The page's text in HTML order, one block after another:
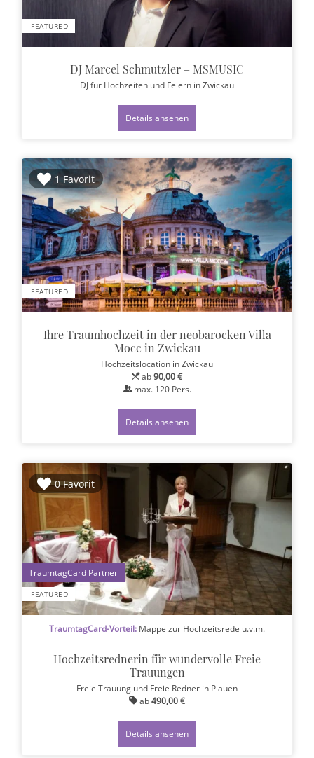
FEATURED
DJ Marcel Schmutzler – MSMUSIC
DJ für Hochzeiten und Feiern in Zwickau
Details ansehen
1 Favorit
FEATURED
Ihre Traumhochzeit in der neobarocken Villa
Mocc in Zwickau
Hochzeitslocation in Zwickau
ab90,00 €
max. 120Pers.
Details ansehen
0 Favorit
FEATURED
1
TraumtagCard-Vorteil: Mappe zur Hochzeitsrede u.v.m.
Hochzeitsrednerin für wundervolle Freie
Trauungen
Freie Trauung und Freie Redner in Plauen
ab490,00 €
Details ansehen